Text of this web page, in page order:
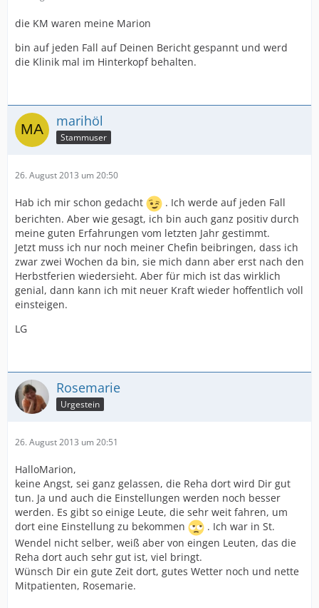
die KM waren meine Marion
bin auf jeden Fall auf Deinen Bericht gespannt und werd
die Klinik mal im Hinterkopf behalten.
marihöl
Stammuser
26. August 2013 um 20:50
Hab ich mir schon gedacht
. Ich werde auf jeden Fall
berichten. Aber wie gesagt, ich bin auch ganz positiv durch
meine guten Erfahrungen vom letzten Jahr gestimmt.
Jetzt muss ich nur noch meiner Chefin beibringen, dass ich
zwar zwei Wochen da bin, sie mich dann aber erst nach den
Herbstferien wiedersieht. Aber für mich ist das wirklich
genial, dann kann ich mit neuer Kraft wieder hoffentlich voll
einsteigen.
LG
Rosemarie
Urgestein
26. August 2013 um 20:51
HalloMarion,
keine Angst, sei ganz gelassen, die Reha dort wird Dir gut
tun. Ja und auch die Einstellungen werden noch besser
werden. Es gibt so einige Leute, die sehr weit fahren, um
dort eine Einstellung zu bekommen
. Ich war in St.
Wendel nicht selber, weiß aber von eingen Leuten, das die
Reha dort auch sehr gut ist, viel bringt.
Wünsch Dir ein gute Zeit dort, gutes Wetter noch und nette
Mitpatienten, Rosemarie.